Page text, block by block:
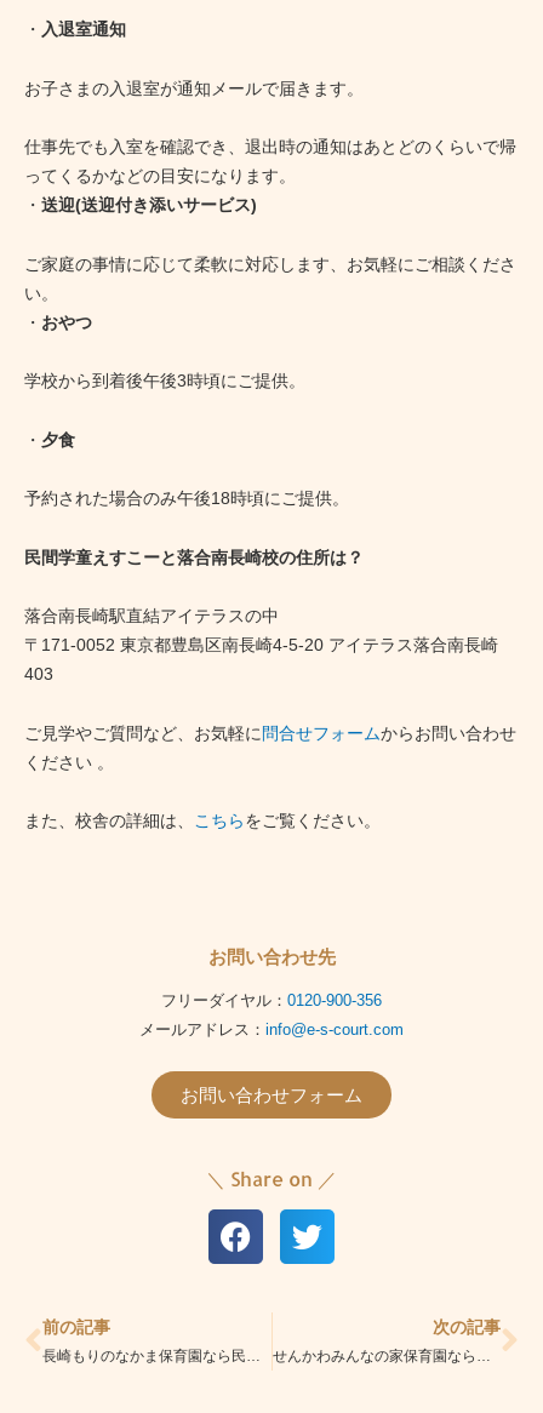
・ 入退室通知
お子さまの入退室が通知メールで届きます。
仕事先でも入室を確認でき、退出時の通知はあとどのくらいで帰
ってくるかなどの目安になります。
・ 送迎(送迎付き添いサービス)
ご家庭の事情に応じて柔軟に対応します、お気軽にご相談くださ
い。
・ おやつ
学校から到着後午後3時頃にご提供。
・ 夕食
予約された場合のみ午後18時頃にご提供。
民間学童えすこーと落合南長崎校の住所は？
落合南長崎駅直結アイテラスの中
〒171-0052 東京都豊島区南長崎4-5-20 アイテラス落合南長崎
403
ご見学やご質問など、お気軽に問合せフォームからお問い合わせ
ください 。
また、校舎の詳細は、 こちらをご覧ください。
お問い合わせ先
フリーダイヤル： 0120-900-356
メールアドレス： info@e-s-court.com
お問い合わせフォーム
＼ Share on ／
前の記事
長崎もりのなかま保育園なら民間学童「えすこーと落合南長崎校」|安心の学童|学習指導・習い事も充実
次の記事
せんかわみんなの家保育園なら民間学童「えすこーと落合南長崎校」|安心の学童|学習指導・習い事も充実